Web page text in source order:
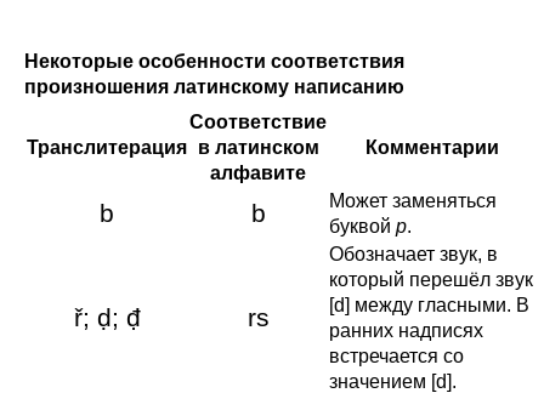
Некоторые особенности соответствия
произношения латинскому написанию
Транслитерация
Соответствие
в латинском
алфавите
Комментарии
b b
Может заменяться
буквой p.
ř; ḍ; đ̣ rs
Обозначает звук, в
который перешёл звук
[d] между гласными. В
ранних надписях
встречается со
значением [d].